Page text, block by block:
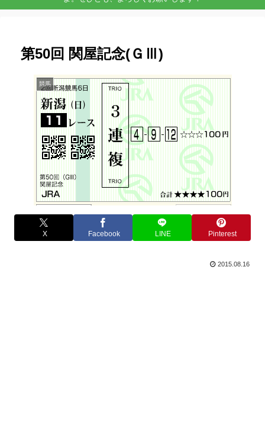
第50回 関屋記念(ＧⅢ)
競馬
X Facebook LINE Pinterest
2015.08.16